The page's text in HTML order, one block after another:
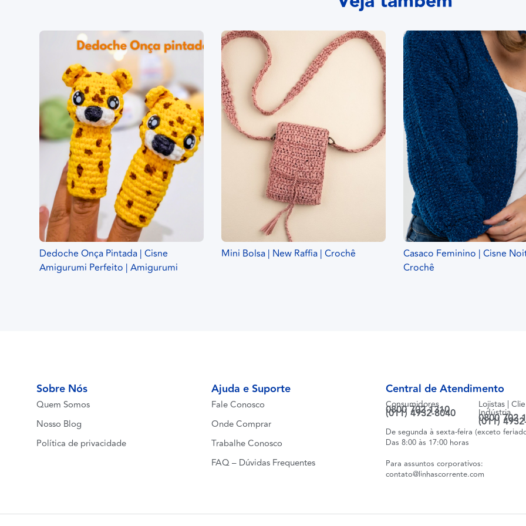
Dedoche Onça Pintada | Cisne
Amigurumi Perfeito | Amigurumi
Mini Bolsa | New Raffia | Crochê
Casaco Feminino | Cisne
Crochê
Sobre Nós
Quem Somos
Nosso Blog
Política de privacidade
Ajuda e Suporte
Fale Conosco
Onde Comprar
Trabalhe Conosco
FAQ – Dúvidas Frequentes
Central de Atendimento
Consumidores
0800 702 1310
(011) 4932-8040
Lojistas |
Indústria
0800 702
(011)
De segunda à sexta-feira (exceto
Das 8:00 às 17:00 horas
Para assuntos corporativos:
contato@linhascorrente.com